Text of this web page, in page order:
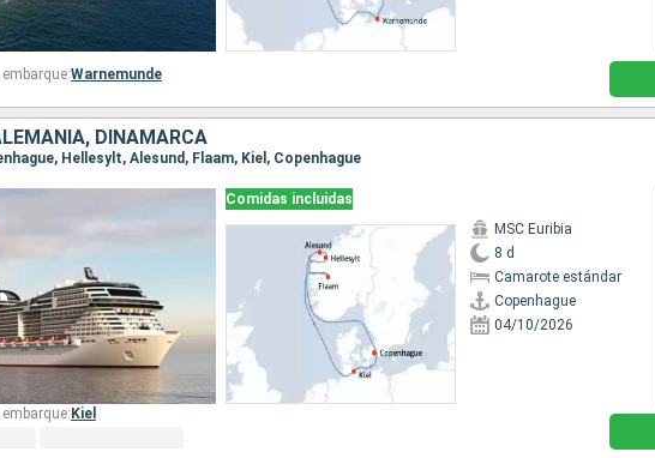
Warnemunde
DINAMARCA
Hellesylt, Alesund, Flaam, Kiel, Copenhague
Comidas incluidas
MSC Euribia
8 d
Camarote estándar
Copenhague
04/10/2026
Kiel